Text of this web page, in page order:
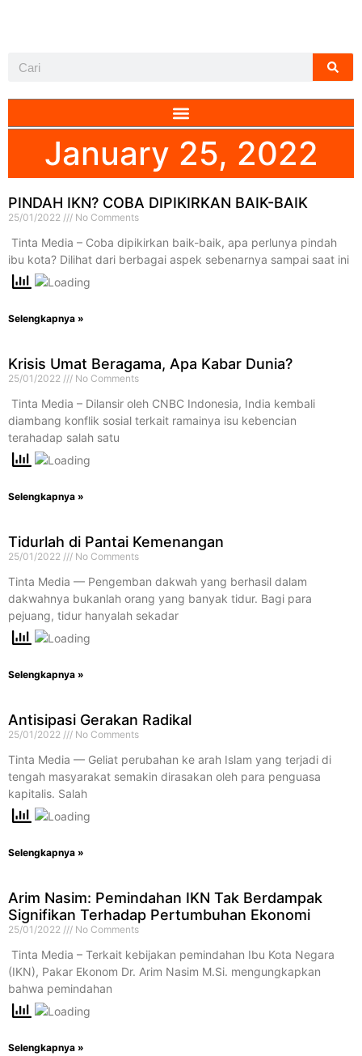
January 25, 2022
PINDAH IKN? COBA DIPIKIRKAN BAIK-BAIK
25/01/2022 No Comments
​ Tinta Media – Coba dipikirkan baik-baik, apa perlunya pindah
ibu kota? Dilihat dari berbagai aspek sebenarnya sampai saat ini
Selengkapnya »
Krisis Umat Beragama, Apa Kabar Dunia?
25/01/2022 No Comments
​ Tinta Media – Dilansir oleh CNBC Indonesia, India kembali
diambang konflik sosial terkait ramainya isu kebencian
terahadap salah satu
Selengkapnya »
Tidurlah di Pantai Kemenangan
25/01/2022 No Comments
Tinta Media — Pengemban dakwah yang berhasil dalam
dakwahnya bukanlah orang yang banyak tidur. Bagi para
pejuang, tidur hanyalah sekadar
Selengkapnya »
Antisipasi Gerakan Radikal
25/01/2022 No Comments
Tinta Media — Geliat perubahan ke arah Islam yang terjadi di
tengah masyarakat semakin dirasakan oleh para penguasa
kapitalis. Salah
Selengkapnya »
Arim Nasim: Pemindahan IKN Tak Berdampak
Signifikan Terhadap Pertumbuhan Ekonomi
25/01/2022 No Comments
​ Tinta Media – Terkait kebijakan pemindahan Ibu Kota Negara
(IKN), Pakar Ekonom Dr. Arim Nasim M.Si. mengungkapkan
bahwa pemindahan
Selengkapnya »